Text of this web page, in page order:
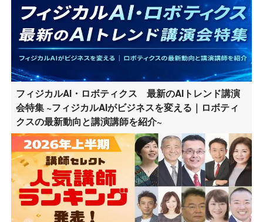
フィジカルAI・ロボティクス 最新のAIトレンド講演
会特集 ~フィジカルAIがビジネスを変える｜ロボティ
クスの最新動向と講演講師を紹介~